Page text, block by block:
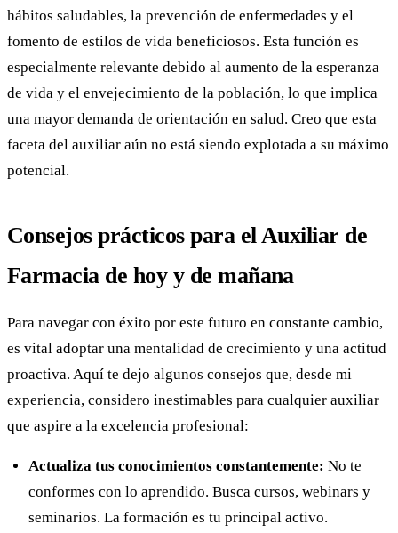
hábitos saludables, la prevención de enfermedades y el
fomento de estilos de vida beneficiosos. Esta función es
especialmente relevante debido al aumento de la esperanza
de vida y el envejecimiento de la población, lo que implica
una mayor demanda de orientación en salud. Creo que esta
faceta del auxiliar aún no está siendo explotada a su máximo
potencial.
Consejos prácticos para el Auxiliar de
Farmacia de hoy y de mañana
Para navegar con éxito por este futuro en constante cambio,
es vital adoptar una mentalidad de crecimiento y una actitud
proactiva. Aquí te dejo algunos consejos que, desde mi
experiencia, considero inestimables para cualquier auxiliar
que aspire a la excelencia profesional:
Actualiza tus conocimientos constantemente: No te
conformes con lo aprendido. Busca cursos, webinars y
seminarios. La formación es tu principal activo.